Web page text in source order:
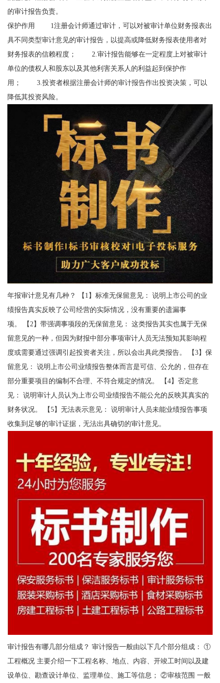
的审计报告负责。
保护作用 1注册会计师通过审计，可以对被审计单位财务报表出
具不同类型审计意见的审计报告，以提高或降低财务报表使用者对
财务报表的信赖程度； 2.审计报告能够在一定程度上对被审计
单位的债权人和股东以及其他利害关系人的利益起到保护作
用； 3.投资者根据注册会计师的审计报告作出投资决策，可以
降低其投资风险。
年报审计意见有几种？ 【1】标准无保留意见： 说明上市公司的业
绩报告真实反映了公司经营的实际情况，没有重要的遗漏事
项。 【2】带强调事项段的无保留意见： 这类报告其实也属于无保
留意见的一种，但因为财报中部分事项审计人员无法预知其影响程
度或需要通过强调引起投资者关注，所以会出具此类报告。 【3】保
留意见： 说明上市公司业绩报告整体而言是可信、公允的，但存在
部分重要项目的编制不合理、不符合规定的情况。 【4】否定意
见： 说明审计人员认为上市公司业绩报告不能公允的反映其真实的
财务状况。 【5】无法表示意见： 说明审计人员未能业绩报告事项
收集到足够的审计证据，无法出具确切的审计意见。
审计报告有哪几部分组成？ 审计报告一般由以下几个部分组成： ①
工程概况 主要介绍一下工程名称、地点、内容、开竣工时间以及建
设单位、勘查设计单位、监理单位、施工等信息； ②审核范围 一般